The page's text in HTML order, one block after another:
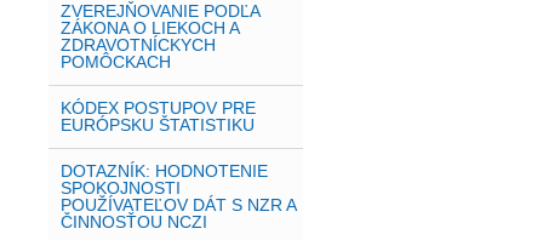
ZVEREJŇOVANIE PODĽA
ZÁKONA O LIEKOCH A
ZDRAVOTNÍCKYCH
POMÔCKACH
KÓDEX POSTUPOV PRE
EURÓPSKU ŠTATISTIKU
DOTAZNÍK: HODNOTENIE
SPOKOJNOSTI
POUŽÍVATEĽOV DÁT S NZR A
ČINNOSŤOU NCZI